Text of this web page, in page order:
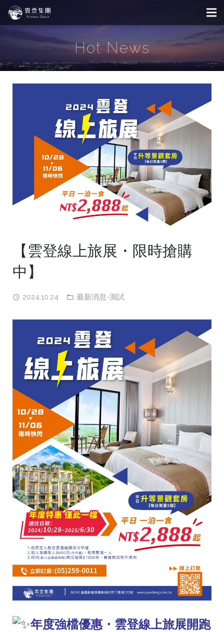
Hot News
【雲登線上旅展・限時搶購
中】
2024.10.24 最新消息-測試
年度強檔優惠・雲登線上旅展開跑